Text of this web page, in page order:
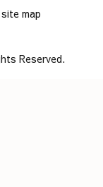
site map
Reserved.